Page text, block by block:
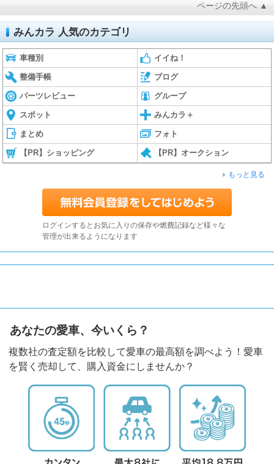
ページの先頭へ ▲
みんカラ 人気のカテゴリ
車種別 イイね！
整備手帳 ブログ
パーツレビュー グループ
スポット みんカラ＋
まとめ フォト
【PR】ショッピング 【PR】オークション
もっと見る
ログインするとお気に入りの保存や燃費記録など様々な
管理が出来るようになります
あなたの愛車、今いくら？
複数社の査定額を比較して愛車の最高額を調べよう！愛車
を賢く売却して、購入資金にしませんか？